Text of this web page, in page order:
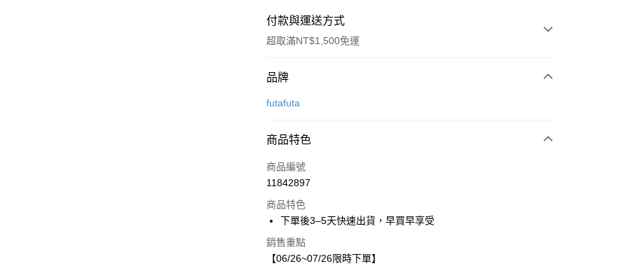
付款與運送方式
超取滿NT$1,500免運
付款方式
信用卡一次付款
街口支付
悠遊付
品牌
futafuta
商品特色
商品編號
11842897
商品特色
下單後3–5天快速出貨，早買早享受
銷售重點
【06/26~07/26限時下單】